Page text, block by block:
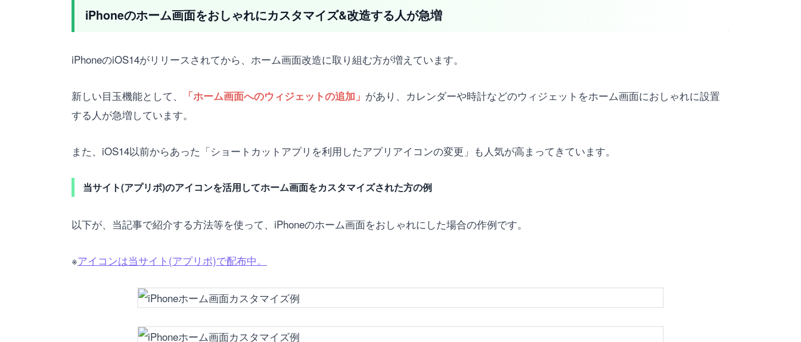
iPhoneのホーム画面をおしゃれにカスタマイズ&改造する人が急増
iPhoneのiOS14がリリースされてから、ホーム画面改造に取り組む方が増えています。
新しい目玉機能として、 「ホーム画面へのウィジェットの追加」 があり、カレンダーや時計などのウィジェットをホーム画面におしゃれに設置
する人が急増しています。
また、iOS14以前からあった「ショートカットアプリを利用したアプリアイコンの変更」も人気が高まってきています。
当サイト(アプリポ)のアイコンを活用してホーム画面をカスタマイズされた方の例
以下が、当記事で紹介する方法等を使って、iPhoneのホーム画面をおしゃれにした場合の作例です。
※アイコンは当サイト(アプリポ)で配布中。